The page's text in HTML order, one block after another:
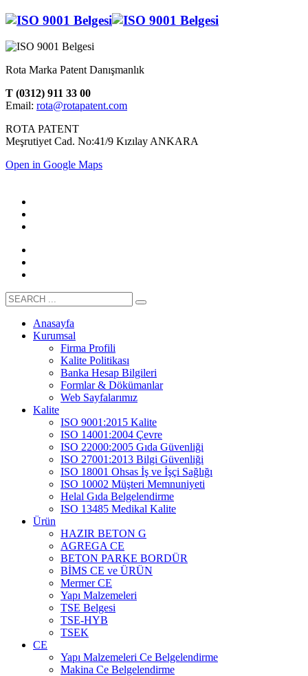
Rota Marka Patent Danışmanlık
T (0312) 911 33 00
Email: rota@rotapatent.com
ROTA PATENT
Meşrutiyet Cad. No:41/9 Kızılay ANKARA
Open in Google Maps
Anasayfa
Kurumsal
Firma Profili
Kalite Politikası
Banka Hesap Bilgileri
Formlar & Dökümanlar
Web Sayfalarımız
Kalite
ISO 9001:2015 Kalite
ISO 14001:2004 Çevre
ISO 22000:2005 Gıda Güvenliği
ISO 27001:2013 Bilgi Güvenliği
ISO 18001 Ohsas İş ve İşçi Sağlığı
ISO 10002 Müşteri Memnuniyeti
Helal Gıda Belgelendirme
ISO 13485 Medikal Kalite
Ürün
HAZIR BETON G
AGREGA CE
BETON PARKE BORDÜR
BİMS CE ve ÜRÜN
Mermer CE
Yapı Malzemeleri
TSE Belgesi
TSE-HYB
TSEK
CE
Yapı Malzemeleri Ce Belgelendirme
Makina Ce Belgelendirme